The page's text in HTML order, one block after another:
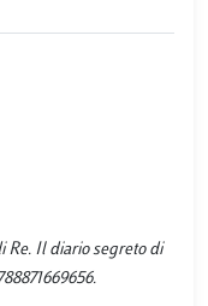
Re. Il diario segreto di